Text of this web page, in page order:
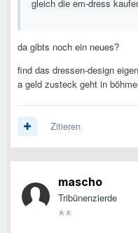
gleich die em-dress
da gibts noch ein neues?
find das dressen-design
a geld zusteck geht in
Zitieren
mascho
Tribünenzierde